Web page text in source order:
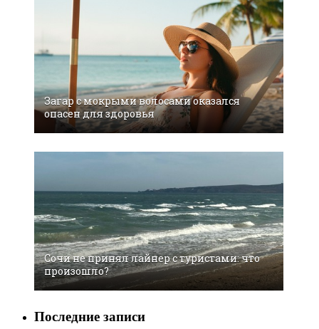
Загар с мокрыми волосами оказался
опасен для здоровья
Сочи не принял лайнер с туристами: что
произошло?
Последние записи